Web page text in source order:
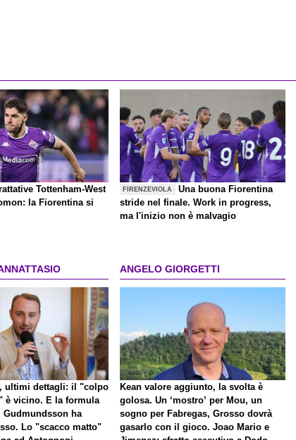
Tottenham-West
la Fiorentina si
FIRENZEVIOLA
Una buona Fiorentina
stride nel finale. Work in progress,
ma l'inizio non è malvagio
ultimi dettagli: il "colpo
è vicino. E la formula
Gudmundsson ha
Lo "scacco matto"
ANGELO GIORGETTI
Kean valore aggiunto, la svolta è
golosa. Un ‘mostro’ per Mou, un
sogno per Fabregas, Grosso dovrà
gasarlo con il gioco. Joao Mario e